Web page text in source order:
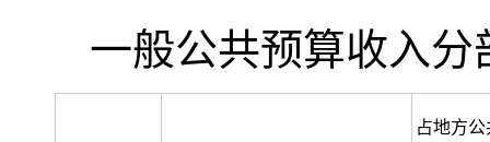
一般公共预算收入
占地方